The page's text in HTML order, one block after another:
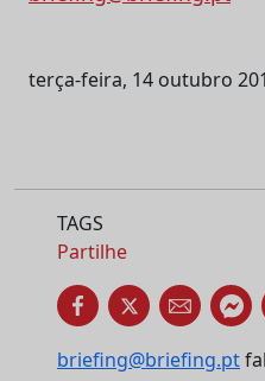
terça-feira, 14 outubro
TAGS
Partilhe
briefing@briefing.pt